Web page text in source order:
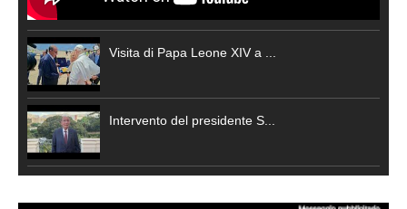
Visita di Papa Leone XIV a ...
Intervento del presidente S...